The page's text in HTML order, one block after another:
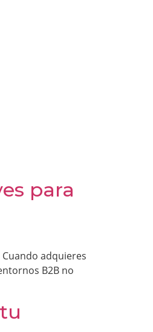
para
adquieres
B2B no